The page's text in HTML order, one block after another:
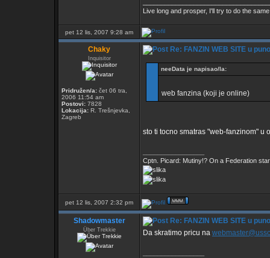
Live long and prosper, I'll try to do the same
pet 12 lis, 2007 9:28 am
Chaky
Inquisitor
Pridružen/a: čet 06 tra,
2006 11:54 am
Postovi: 7828
Lokacija: R. Trešnjevka,
Zagreb
Re: FANZIN WEB SITE u
neeData je napisao/la:
web fanzina (koji je online)
sto ti tocno smatras "web-fanzinom" u
Cptn. Picard: Mutiny!? On a Federation
pet 12 lis, 2007 2:32 pm
Shadowmaster
Über Trekkie
Re: FANZIN WEB SITE u
Da skratimo pricu na